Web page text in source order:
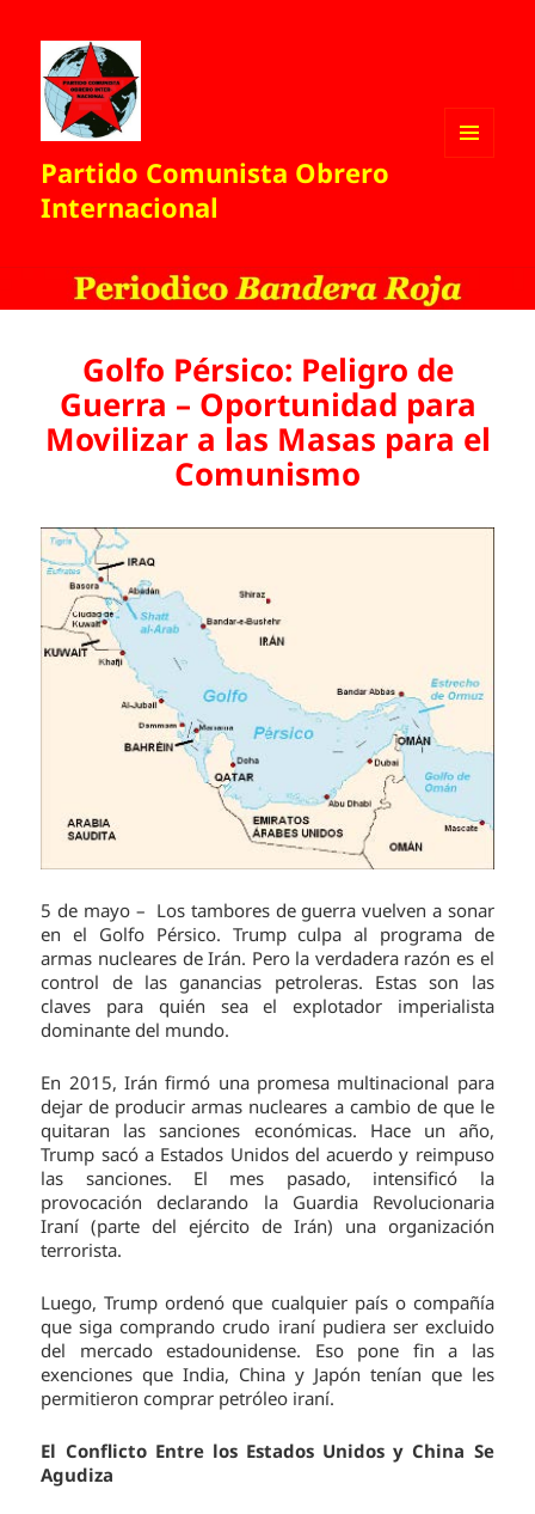
Partido Comunista Obrero
Internacional
Golfo Pérsico: Peligro de
Guerra – Oportunidad para
Movilizar a las Masas para el
Comunismo
5 de mayo – Los tambores de guerra vuelven a sonar
en el Golfo Pérsico. Trump culpa al programa de
armas nucleares de Irán. Pero la verdadera razón es el
control de las ganancias petroleras. Estas son las
claves para quién sea el explotador imperialista
dominante del mundo.
En 2015, Irán firmó una promesa multinacional para
dejar de producir armas nucleares a cambio de que le
quitaran las sanciones económicas. Hace un año,
Trump sacó a Estados Unidos del acuerdo y reimpuso
las sanciones. El mes pasado, intensificó la
provocación declarando la Guardia Revolucionaria
Iraní (parte del ejército de Irán) una organización
terrorista.
Luego, Trump ordenó que cualquier país o compañía
que siga comprando crudo iraní pudiera ser excluido
del mercado estadounidense. Eso pone fin a las
exenciones que India, China y Japón tenían que les
permitieron comprar petróleo iraní.
El Conflicto Entre los Estados Unidos y China Se
Agudiza